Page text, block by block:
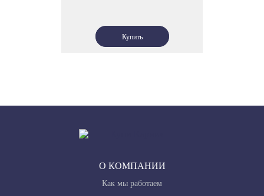
О КОМПАНИИ
Как мы работаем